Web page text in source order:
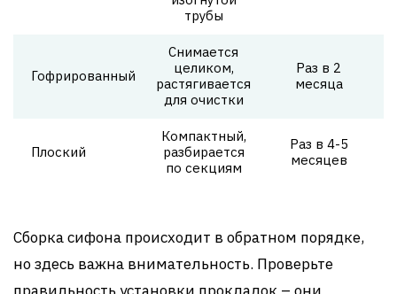
трубы
Гофрированный
Снимается
целиком,
растягивается
для очистки
Раз в 2
месяца
Плоский
Компактный,
разбирается
по секциям
Раз в 4-5
месяцев
Сборка сифона происходит в обратном порядке,
но здесь важна внимательность. Проверьте